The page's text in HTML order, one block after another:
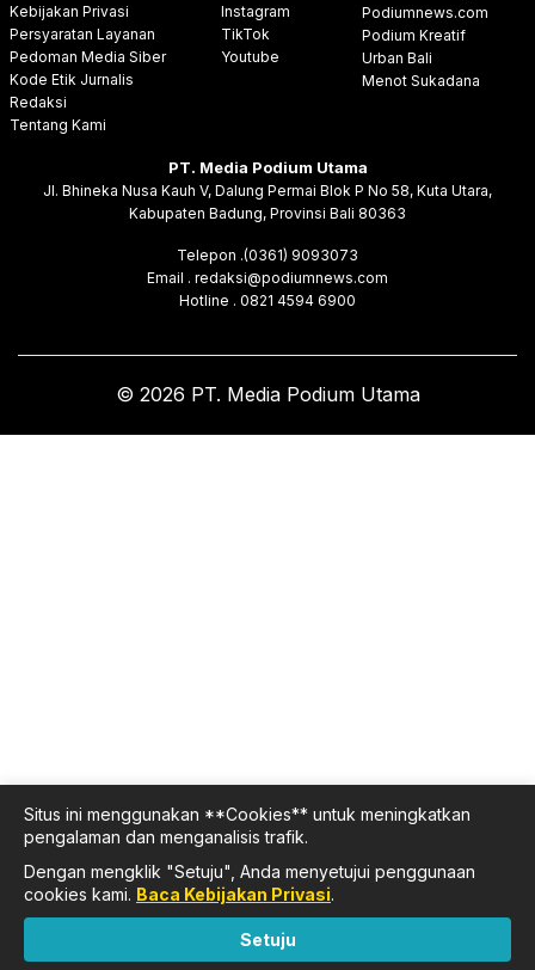
Kebijakan Privasi
Persyaratan Layanan
Pedoman Media Siber
Kode Etik Jurnalis
Redaksi
Tentang Kami
Instagram
TikTok
Youtube
Podiumnews.com
Podium Kreatif
Urban Bali
Menot Sukadana
PT. Media Podium Utama
Jl. Bhineka Nusa Kauh V, Dalung Permai Blok P No 58, Kuta Utara,
Kabupaten Badung, Provinsi Bali 80363
Telepon .(0361) 9093073
Email . redaksi@podiumnews.com
Hotline . 0821 4594 6900
© 2026 PT. Media Podium Utama
Situs ini menggunakan **Cookies** untuk meningkatkan
pengalaman dan menganalisis trafik.
Dengan mengklik "Setuju", Anda menyetujui penggunaan
cookies kami. Baca Kebijakan Privasi.
Setuju